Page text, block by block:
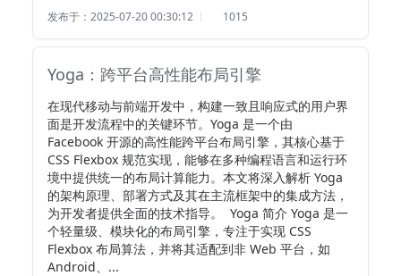
发布于：2025-07-20 00:30:12 1015
Yoga：跨平台高性能布局引擎
在现代移动与前端开发中，构建一致且响应式的用户界
面是开发流程中的关键环节。Yoga 是一个由
Facebook 开源的高性能跨平台布局引擎，其核心基于
CSS Flexbox 规范实现，能够在多种编程语言和运行环
境中提供统一的布局计算能力。本文将深入解析 Yoga
的架构原理、部署方式及其在主流框架中的集成方法，
为开发者提供全面的技术指导。  Yoga 简介 Yoga 是一
个轻量级、模块化的布局引擎，专注于实现 CSS
Flexbox 布局算法，并将其适配到非 Web 平台，如
Android、...